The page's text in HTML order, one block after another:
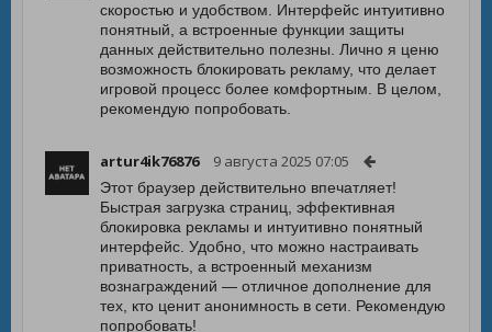
скоростью и удобством. Интерфейс интуитивно
понятный, а встроенные функции защиты
данных действительно полезны. Лично я ценю
возможность блокировать рекламу, что делает
игровой процесс более комфортным. В целом,
рекомендую попробовать.
artur4ik76876 9 августа 2025 07:05
Этот браузер действительно впечатляет!
Быстрая загрузка страниц, эффективная
блокировка рекламы и интуитивно понятный
интерфейс. Удобно, что можно настраивать
приватность, а встроенный механизм
вознаграждений — отличное дополнение для
тех, кто ценит анонимность в сети. Рекомендую
попробовать!